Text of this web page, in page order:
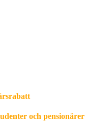
och pensionärer